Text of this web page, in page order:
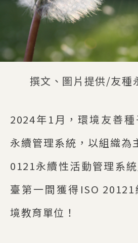
撰文、圖片提供/友種
2024年1月，環境友善
永續管理系統，以組織為
0121永續性活動管理系
臺第一間獲得ISO
境教育單位！